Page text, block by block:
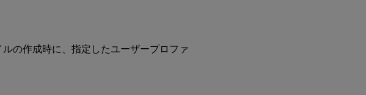
ルの作成時に、指定したユーザープロファ